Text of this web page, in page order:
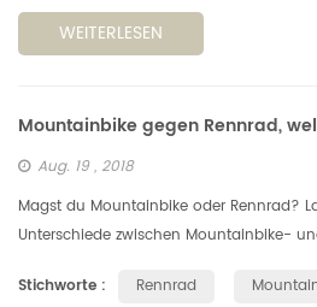
WEITERLESEN
Mountainbike gegen Rennrad,
Aug. 19 , 2018
Magst du Mountainbike oder Rennrad?
Unterschiede zwischen Mountainbike-
eine gute Passierbarkeit, u...
Stichworte : Rennrad